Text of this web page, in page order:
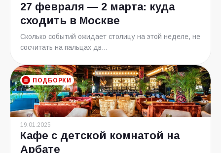
27 февраля — 2 марта: куда
сходить в Москве
Сколько событий ожидает столицу на этой неделе, не
сосчитать на пальцах дв...
ПОДБОРКИ
19.01.2025
Кафе с детской комнатой на
Арбате